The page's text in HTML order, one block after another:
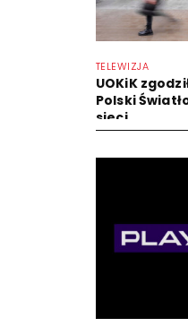
TELEWIZJA
UOKiK
Polski
sieci...